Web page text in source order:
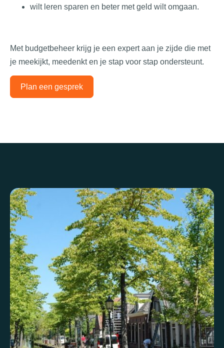
wilt leren sparen en beter met geld wilt omgaan.
Met budgetbeheer krijg je een expert aan je zijde die met
je meekijkt, meedenkt en je stap voor stap ondersteunt.
Plan een gesprek